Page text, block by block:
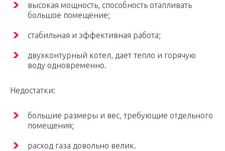
высокая мощность, способность отапливать
большое помещение;
стабильная и эффективная работа;
двухконтурный котел, дает тепло и горячую
воду одновременно.
Недостатки:
большие размеры и вес, требующие отдельного
помещения;
расход газа довольно велик.